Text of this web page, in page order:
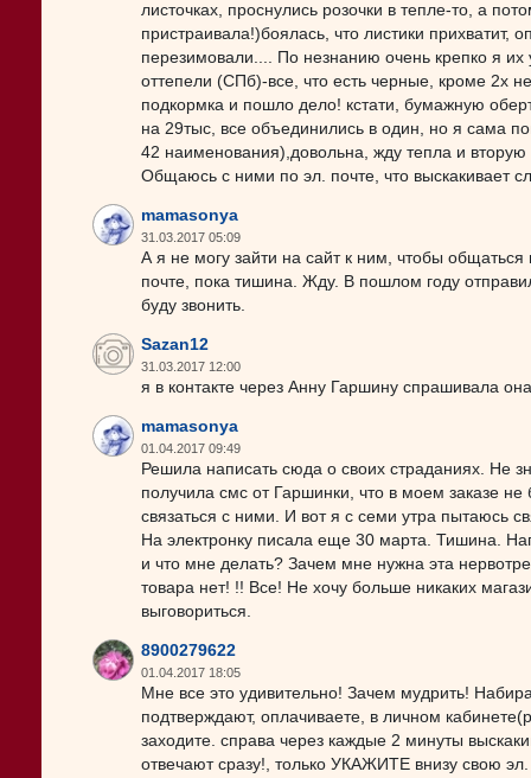
листочках, проснулись розочки в тепле-то, а
пристраивала!)боялась, что листики прихватит,
перезимовали.... По незнанию очень крепко я
оттепели (СПб)-все, что есть черные, кроме 2х
подкормка и пошло дело! кстати, бумажную
на 29тыс, все объединились в один, но я сама
42 наименования),довольна, жду тепла и
Общаюсь с ними по эл. почте, что выскакивает
mamasonya
31.03.2017 05:09
А я не могу зайти на сайт к ним, чтобы
почте, пока тишина. Жду. В пошлом году
буду звонить.
Sazan12
31.03.2017 12:00
я в контакте через Анну Гаршину спрашивала
mamasonya
01.04.2017 09:49
Решила написать сюда о своих страданиях. Не
получила смс от Гаршинки, что в моем заказе
связаться с ними. И вот я с семи утра пытаюсь
На электронку писала еще 30 марта. Тишина.
и что мне делать? Зачем мне нужна эта
товара нет! !! Все! Не хочу больше никаких
выговориться.
8900279622
01.04.2017 18:05
Мне все это удивительно! Зачем мудрить!
подтверждают, оплачиваете, в личном
заходите. справа через каждые 2 минуты
отвечают сразу!, только УКАЖИТЕ внизу свою